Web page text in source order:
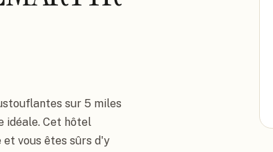
sur 5 miles
idéale. Cet hôtel
vous êtes sûrs d'y